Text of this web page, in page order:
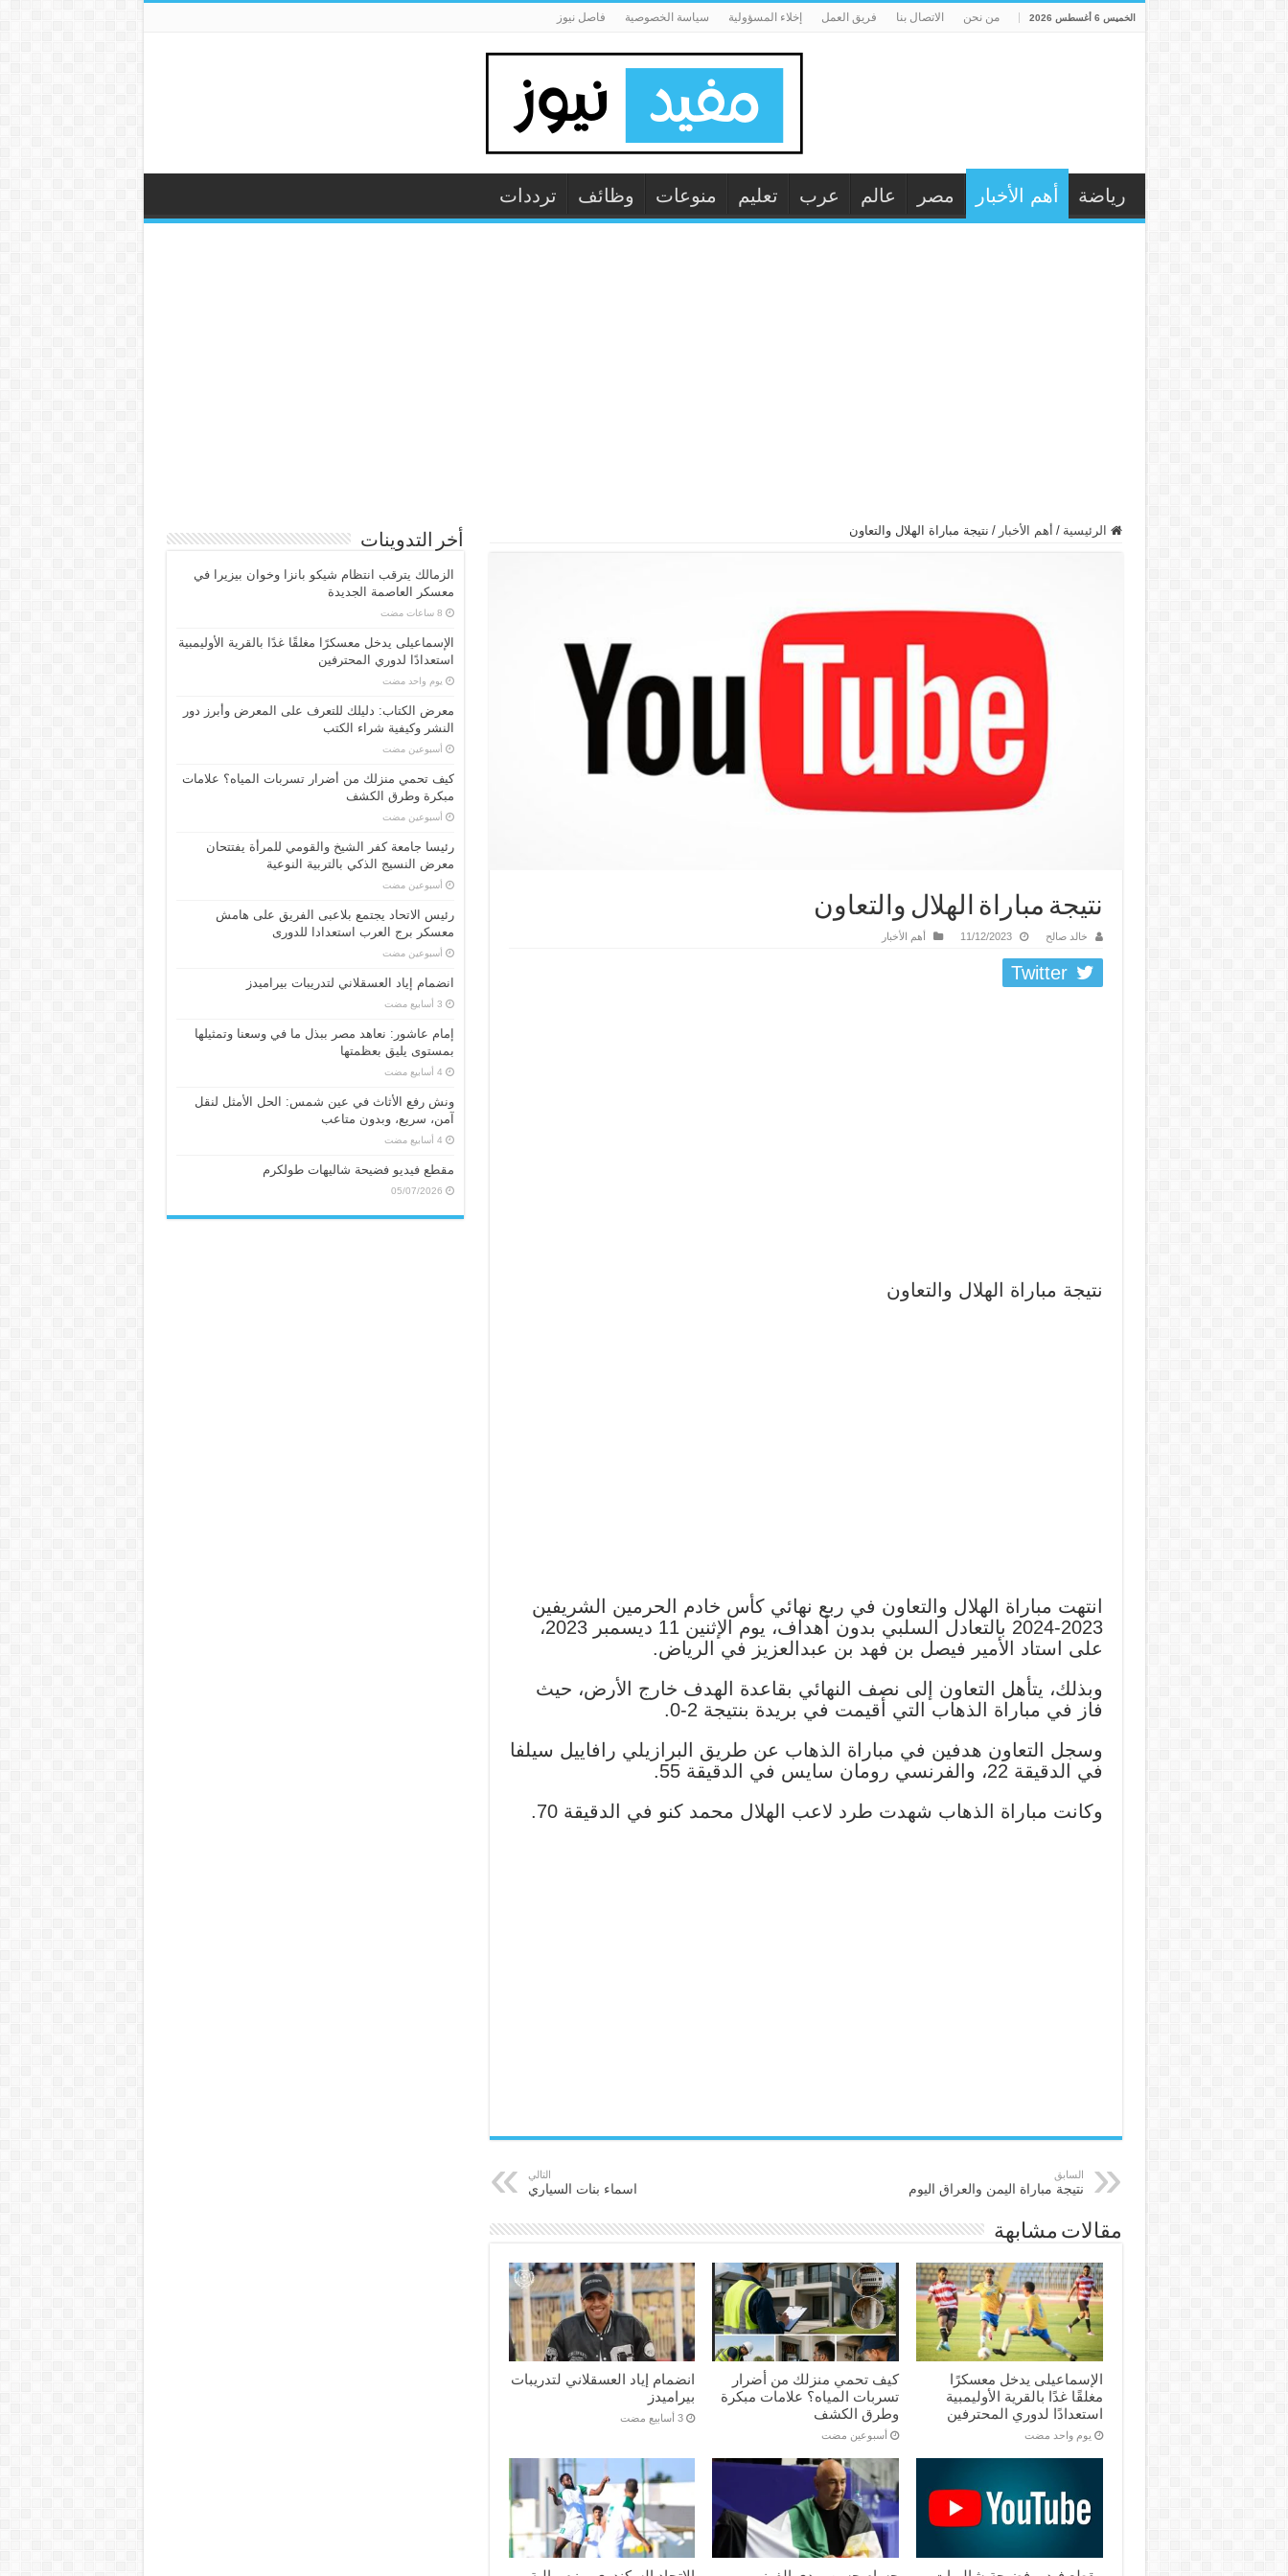
الخميس 6 أغسطس 2026 من نحن الاتصال بنا فريق العمل إخلاء المسؤولية سياسة الخصوصية فاصل نيوز
رياضة أهم الأخبار مصر عالم عرب تعليم منوعات وظائف ترددات
الرئيسية / أهم الأخبار / نتيجة مباراة الهلال والتعاون
نتيجة مباراة الهلال والتعاون
خالد صالح 11/12/2023 أهم الأخبار
Twitter
نتيجة مباراة الهلال والتعاون
انتهت مباراة الهلال والتعاون في ربع نهائي كأس خادم الحرمين الشريفين
2023-2024 بالتعادل السلبي بدون أهداف، يوم الإثنين 11 ديسمبر 2023،
على استاد الأمير فيصل بن فهد بن عبدالعزيز في الرياض.
وبذلك، يتأهل التعاون إلى نصف النهائي بقاعدة الهدف خارج الأرض، حيث
فاز في مباراة الذهاب التي أقيمت في بريدة بنتيجة 2-0.
وسجل التعاون هدفين في مباراة الذهاب عن طريق البرازيلي رافاييل سيلفا
في الدقيقة 22، والفرنسي رومان سايس في الدقيقة 55.
وكانت مباراة الذهاب شهدت طرد لاعب الهلال محمد كنو في الدقيقة 70.
السابق
نتيجة مباراة اليمن والعراق اليوم
التالي
اسماء بنات السياري
مقالات مشابهة
الإسماعیلی یدخل معسكرًا
مغلقًا غدًا بالقرية الأوليمبية
استعدادًا لدوري المحترفين
‏يوم واحد مضت
كيف تحمي منزلك من أضرار
تسربات المياه؟ علامات مبكرة
وطرق الكشف
‏أسبوعين مضت
انضمام إياد العسقلاني لتدريبات
بيراميدز
‏3 أسابيع مضت
أخر التدوينات
الزمالك يترقب انتظام شيكو بانزا وخوان بيزيرا في
معسكر العاصمة الجديدة
الإسماعیلی یدخل معسكرًا مغلقًا غدًا بالقرية الأوليمبية
استعدادًا لدوري المحترفين
‏يوم واحد مضت
معرض الكتاب: دليلك للتعرف على المعرض وأبرز دور
النشر وكيفية شراء الكتب
‏أسبوعين مضت
كيف تحمي منزلك من أضرار تسربات المياه؟ علامات
مبكرة وطرق الكشف
‏أسبوعين مضت
رئيسا جامعة كفر الشيخ والقومي للمرأة يفتتحان
معرض النسيج الذكي بالتربية النوعية
‏أسبوعين مضت
رئيس الاتحاد يجتمع بلاعبى الفريق على هامش
معسكر برج العرب استعدادا للدورى
‏أسبوعين مضت
انضمام إياد العسقلاني لتدريبات بيراميدز
إمام عاشور: نعاهد مصر ببذل ما في وسعنا وتمثيلها
بمستوى يليق بعظمتها
ونش رفع الأثاث في عين شمس: الحل الأمثل لنقل
آمن، سريع، وبدون متاعب
مقطع فيديو فضيحة شاليهات طولكرم
05/07/2026